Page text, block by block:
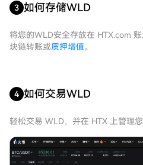
3 如何存储WLD
将您的WLD安全存放在 HTX.com
块链转账或质押增值。
4 如何交易WLD
轻松交易 WLD，并在 HTX 上管理您